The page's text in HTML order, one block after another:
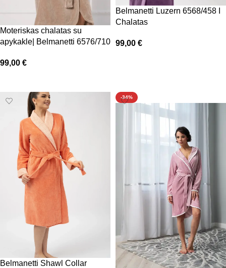
Moteriskas chalatas su
apykakle| Belmanetti 6576/710
99,00 €
Belmanetti Luzern 6568/458 I
Chalatas
99,00 €
Belmanetti Shawl Collar
-34%